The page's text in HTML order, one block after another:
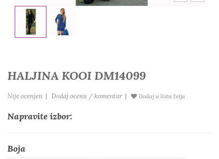
HALJINA KOOI DM14099
Nije ocenjen | Dodaj ocenu / komentar | Dodaj u listu želja
Napravite izbor:
Boja